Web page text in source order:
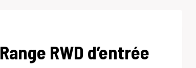
RWD d’entrée